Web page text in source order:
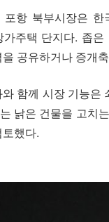
포항 북부시장은
가주택 단지다. 좁
공유하거나 증개
함께 시장 기능은
낡은 건물을 고치
했다.